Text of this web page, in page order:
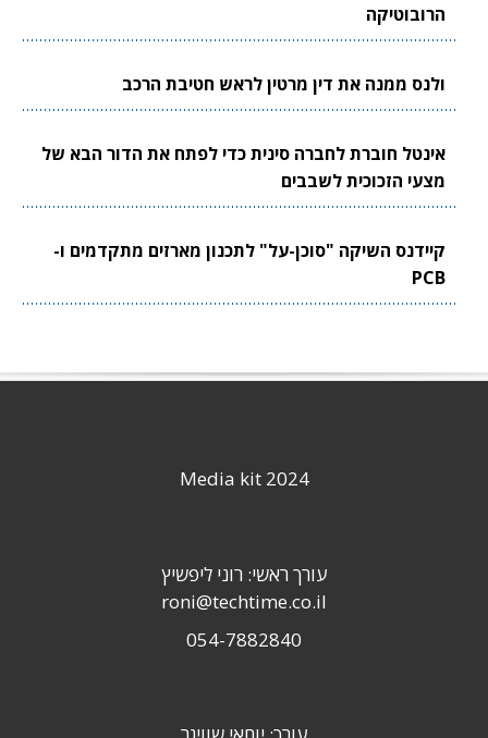
הרובוטיקה
ולנס ממנה את דין מרטין לראש חטיבת הרכב
אינטל חוברת לחברה סינית כדי לפתח את הדור הבא של
מצעי הזכוכית לשבבים
קיידנס השיקה "סוכן-על" לתכנון מארזים מתקדמים ו-
PCB
Media kit 2024
עורך ראשי: רוני ליפשיץ
roni@techtime.co.il
054-7882840